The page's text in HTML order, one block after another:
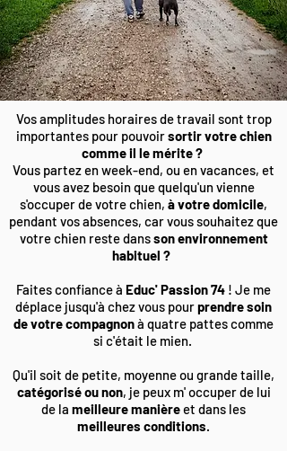
Vos amplitudes horaires de travail sont trop
importantes pour pouvoirsortir votre chien
comme il le mérite ?
Vous partez en week-end, ou en vacances, et
vous avez besoin que quelqu'un vienne
s'occuper de votre chien, à votre domicile,
pendant vos absences, car vous souhaitez que
votre chien reste dansson environnement
habituel ?
Faites confiance à Educ' Passion 74 ! Je me
déplace jusqu'à chez vous pourprendre soin
de votre compagnonà quatre pattes comme
si c'était le mien.
Qu'il soit de petite, moyenne ou grande taille,
catégorisé ou non, je peux m' occuper de lui
de la meilleure manièreet dans les
meilleures conditions.